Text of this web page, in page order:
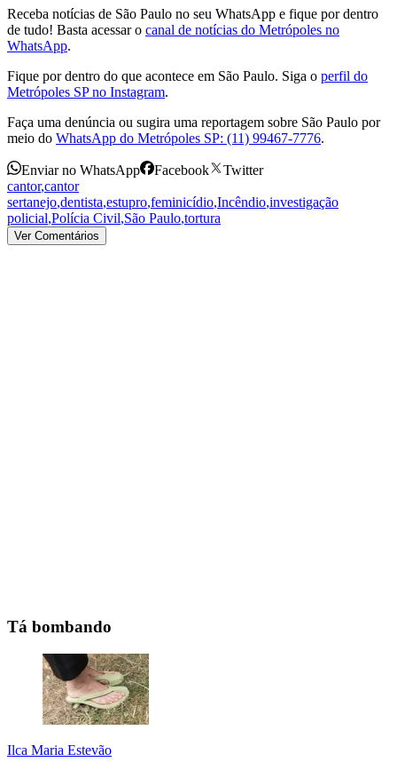
Receba notícias de São Paulo no seu WhatsApp e fique por dentro
de tudo! Basta acessar o canal de notícias do Metrópoles no
WhatsApp.
Fique por dentro do que acontece em São Paulo. Siga o perfil do
Metrópoles SP no Instagram.
Faça uma denúncia ou sugira uma reportagem sobre São Paulo por
meio do WhatsApp do Metrópoles SP: (11) 99467-7776.
Enviar no WhatsApp Facebook
Twitter
cantor,cantor
sertanejo,dentista,estupro,feminicídio,Incêndio,investigação
policial,Polícia Civil,São Paulo,tortura
Ver Comentários
Tá bombando
Ilca Maria Estevão